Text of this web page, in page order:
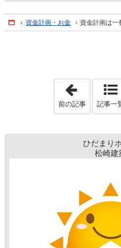
Home
資金計画・お金 資金計画は一
「断捨
前の記事 記事一
ひだまり
松崎建